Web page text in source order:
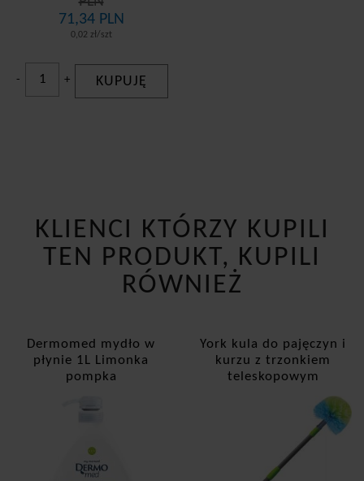
71,34 PLN
0,02 zł/szt
- + KUPUJĘ
KLIENCI KTÓRZY KUPILI
TEN PRODUKT, KUPILI
RÓWNIEŻ
Dermomed mydło w
płynie 1L Limonka
pompka
York kula do pajęczyn i
kurzu z trzonkiem
teleskopowym